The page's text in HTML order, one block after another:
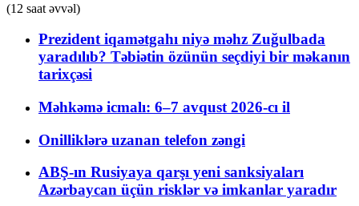
(12 saat əvvəl)
Prezident iqamətgahı niyə məhz Zuğulbada
yaradılıb? Təbiətin özünün seçdiyi bir məkanın
tarixçəsi
Məhkəmə icmalı: 6–7 avqust 2026-cı il
Onilliklərə uzanan telefon zəngi
ABŞ-ın Rusiyaya qarşı yeni sanksiyaları
Azərbaycan üçün risklər və imkanlar yaradır